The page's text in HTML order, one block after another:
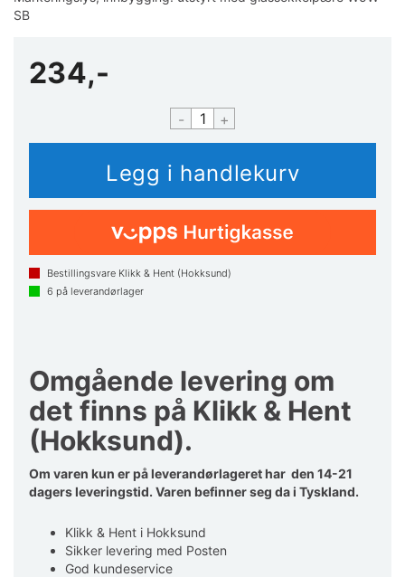
SB
234,-
- +
Bestillingsvare Klikk & Hent (Hokksund)
6 på leverandørlager
Omgående levering om
det finns på Klikk & Hent
(Hokksund).
Om varen kun er på leverandørlageret har den 14-21
dagers leveringstid. Varen befinner seg da i Tyskland.
Klikk & Hent i Hokksund
Sikker levering med Posten
God kundeservice